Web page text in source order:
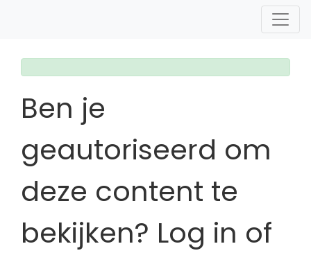
Ben je
geautoriseerd om
deze content te
bekijken? Log in of